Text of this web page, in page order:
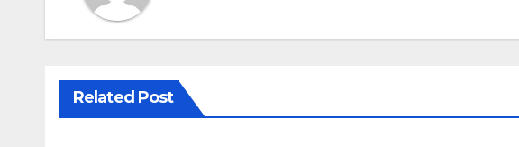
Related Post